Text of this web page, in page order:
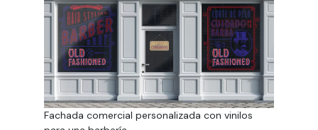
Fachada comercial personalizada con vinilos